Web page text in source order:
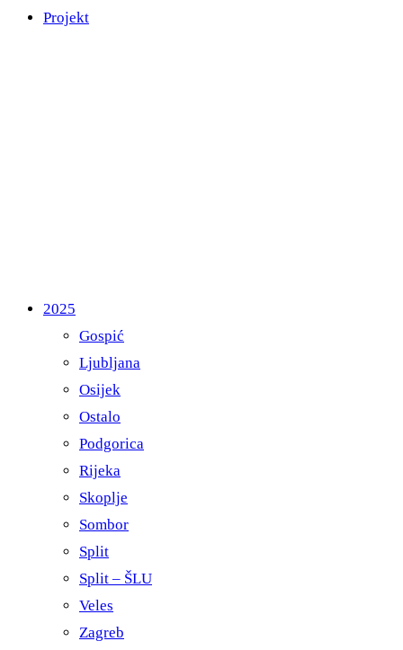
Projekt
2025
Gospić
Ljubljana
Osijek
Ostalo
Podgorica
Rijeka
Skoplje
Sombor
Split
Split – ŠLU
Veles
Zagreb